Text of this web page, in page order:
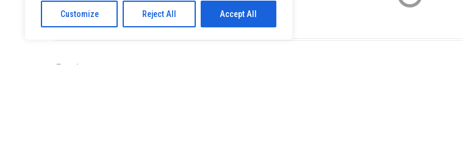
Customize Reject All Accept All
Previous